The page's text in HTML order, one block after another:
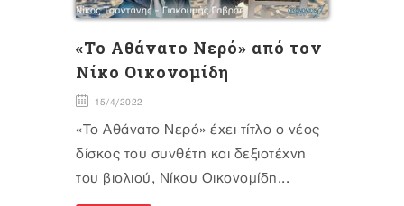
«Το Αθάνατο Νερό» από τον
Νίκο Οικονομίδη
15/4/2022
«Το Αθάνατο Νερό» έχει τίτλο ο νέος
δίσκος του συνθέτη και δεξιοτέχνη
του βιολιού, Νίκου Οικονομίδη...